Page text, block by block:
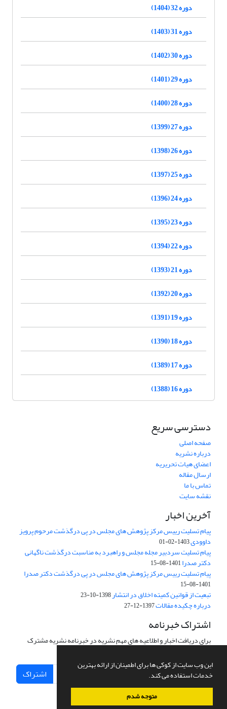
این وب سایت از کوکی ها برای اطمینان از ارائه بهترین
خدمات استفاده می کند.
متوجه شدم
دوره 32 (1404)
دوره 31 (1403)
دوره 30 (1402)
دوره 29 (1401)
دوره 28 (1400)
دوره 27 (1399)
دوره 26 (1398)
دوره 25 (1397)
دوره 24 (1396)
دوره 23 (1395)
دوره 22 (1394)
دوره 21 (1393)
دوره 20 (1392)
دوره 19 (1391)
دوره 18 (1390)
دوره 17 (1389)
دوره 16 (1388)
دسترسی سریع
صفحه اصلی
درباره نشریه
اعضای هیات تحریریه
ارسال مقاله
تماس با ما
نقشه سایت
آخرین اخبار
پیام تسلیت رییس مرکز پژوهش های مجلس در پی درگذشت مرحوم پرویز
داوودی1403-02-01
پیام تسلیت سردبیر مجله مجلس و راهبرد به مناسبت درگذشت ناگهانی
دکتر صدرا1401-08-15
پیام تسلیت رییس مرکز پژوهش های مجلس در پی درگذشت دکتر صدرا
1401-08-15
تبعیت از قوانین کمیته اخلاق در انتشار1398-10-23
درباره چکیده مقالات1397-12-27
اشتراک خبرنامه
برای دریافت اخبار و اطلاعیه های مهم نشریه در خبرنامه نشریه مشترک
اشتراک